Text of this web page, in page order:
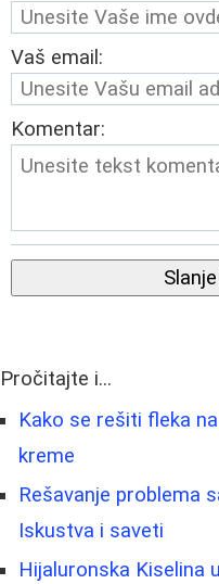
Vaš email:
Komentar:
Pročitajte i...
Kako se rešiti fleka
kreme
Rešavanje problema
Iskustva i saveti
Hijaluronska Kiselina